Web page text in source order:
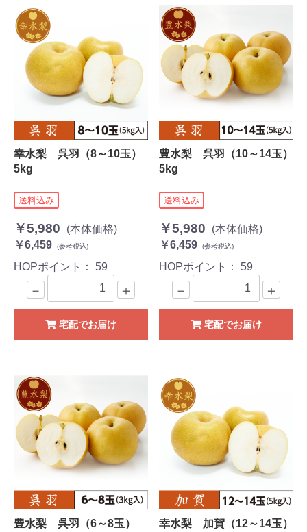
幸水梨 呉羽（8～10玉）
5kg
送料込み
￥5,980
(本体価格)
￥6,459
(参考税込)
HOPポイント： 59
－ ＋
宅配でお届け
豊水梨 呉羽（10～14玉）
5kg
送料込み
￥5,980
(本体価格)
￥6,459
(参考税込)
HOPポイント： 59
－ ＋
宅配でお届け
豊水梨 呉羽（6～8玉）
幸水梨 加賀（12～14玉）